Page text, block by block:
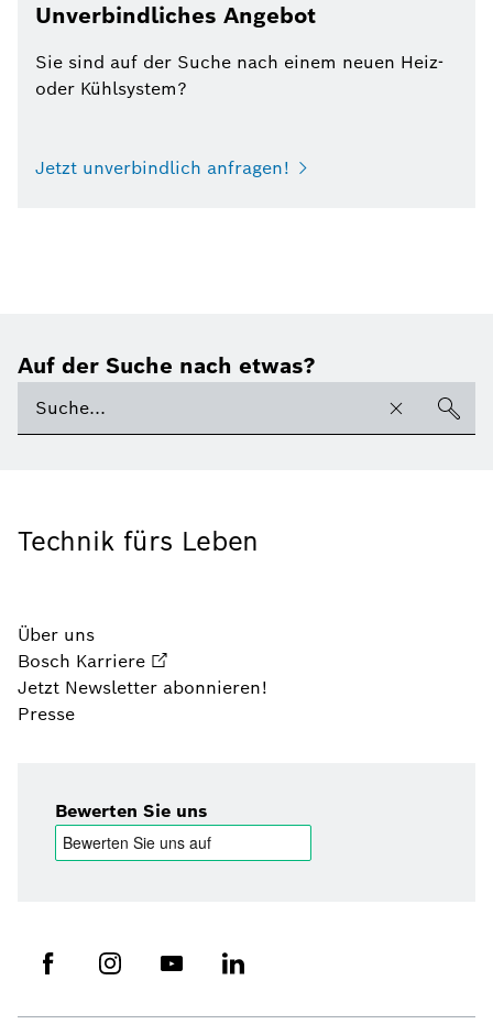
Unverbindliches Angebot
Sie sind auf der Suche nach einem neuen Heiz-
oder Kühlsystem?
Jetzt unverbindlich anfragen!
Auf der Suche nach etwas?
Technik fürs Leben
Über uns
Bosch Karriere
Jetzt Newsletter abonnieren!
Presse
Bewerten Sie uns